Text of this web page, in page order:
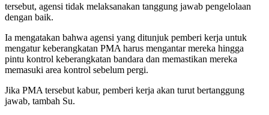
tersebut, agensi tidak melaksanakan tanggung jawab pengelolaan
dengan baik.
Ia mengatakan bahwa agensi yang ditunjuk pemberi kerja untuk
mengatur keberangkatan PMA harus mengantar mereka hingga
pintu kontrol keberangkatan bandara dan memastikan mereka
memasuki area kontrol sebelum pergi.
Jika PMA tersebut kabur, pemberi kerja akan turut bertanggung
jawab, tambah Su.